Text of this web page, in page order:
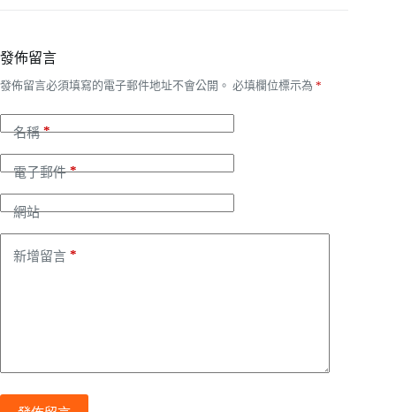
發佈留言
發佈留言必須填寫的電子郵件地址不會公開。 必填欄位標示為 *
名稱*
電子郵件*
網站
新增留言 *